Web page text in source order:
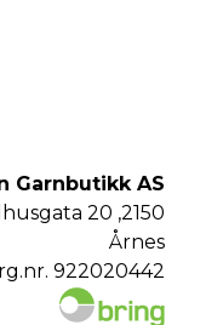
Garnbutikk AS
20 ,2150
Årnes
922020442